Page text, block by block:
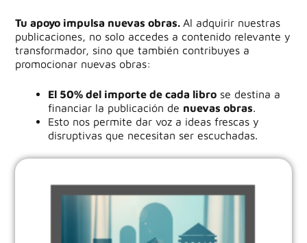
Tu apoyo impulsa nuevas obras.Al adquirir nuestras
publicaciones, no solo accedes a contenido relevante y
transformador, sino que también contribuyes a
promocionar nuevas obras:
El 50% del importe de cada libro se destina a
financiar la publicación de nuevas obras.
Esto nos permite dar voz a ideas frescas y
disruptivas que necesitan ser escuchadas.